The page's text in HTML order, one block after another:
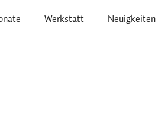
Werkstatt Neuigkeiten